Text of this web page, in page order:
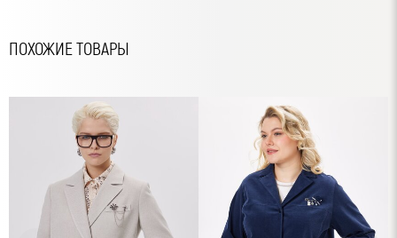
ПОХОЖИЕ ТОВАРЫ